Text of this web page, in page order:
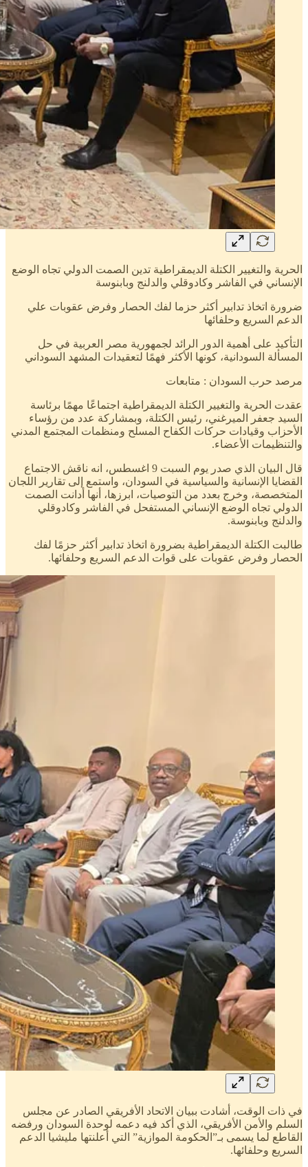
الحرية والتغيير الكتلة الديمقراطية تدين الصمت الدولي تجاه الوضع
الإنساني في الفاشر وكادوقلي والدلنج وبابنوسة
ضرورة اتخاذ تدابير أكثر حزما لفك الحصار وفرض عقوبات علي
الدعم السريع وحلفائها
التأكيد على أهمية الدور الرائد لجمهورية مصر العربية في حل
المسألة السودانية، كونها الأكثر فهمًا لتعقيدات المشهد السوداني
مرصد حرب السودان : متابعات
عقدت الحرية والتغيير الكتلة الديمقراطية اجتماعًا مهمًا برئاسة
السيد جعفر الميرغني، رئيس الكتلة، وبمشاركة عدد من رؤساء
الأحزاب وقيادات حركات الكفاح المسلح ومنظمات المجتمع المدني
والتنظيمات الأعضاء.
قال البيان الذي صدر يوم السبت 9 اغسطس، انه ناقش الاجتماع
القضايا الإنسانية والسياسية في السودان، واستمع إلى تقارير اللجان
المتخصصة، وخرج بعدد من التوصيات، ابرزها، أنها أدانت الصمت
الدولي تجاه الوضع الإنساني المستفحل في الفاشر وكادوقلي
والدلنج وبابنوسة.
طالبت الكتلة الديمقراطية بضرورة اتخاذ تدابير أكثر حزمًا لفك
الحصار وفرض عقوبات على قوات الدعم السريع وحلفائها.
في ذات الوقت، أشادت ببيان الاتحاد الأفريقي الصادر عن مجلس
السلم والأمن الأفريقي، الذي أكد فيه دعمه لوحدة السودان ورفضه
القاطع لما يسمى بـ”الحكومة الموازية” التي أعلنتها مليشيا الدعم
السريع وحلفائها.